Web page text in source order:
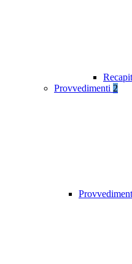
Provvedimenti 2